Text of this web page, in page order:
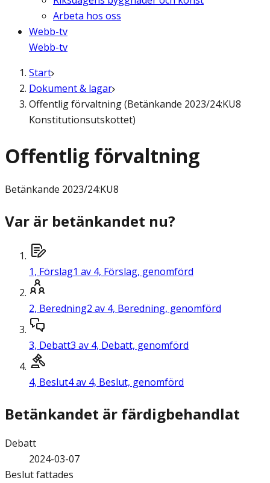
Arbeta hos oss
Webb-tv
Webb-tv
Start
Dokument & lagar
Offentlig förvaltning (Betänkande 2023/24:KU8
Konstitutionsutskottet)
Offentlig förvaltning
Betänkande 2023/24:KU8
Var är betänkandet nu?
1, Förslag1 av 4, Förslag, genomförd
2, Beredning2 av 4, Beredning, genomförd
3, Debatt3 av 4, Debatt, genomförd
4, Beslut4 av 4, Beslut, genomförd
Betänkandet är färdigbehandlat
Debatt
2024-03-07
Beslut fattades